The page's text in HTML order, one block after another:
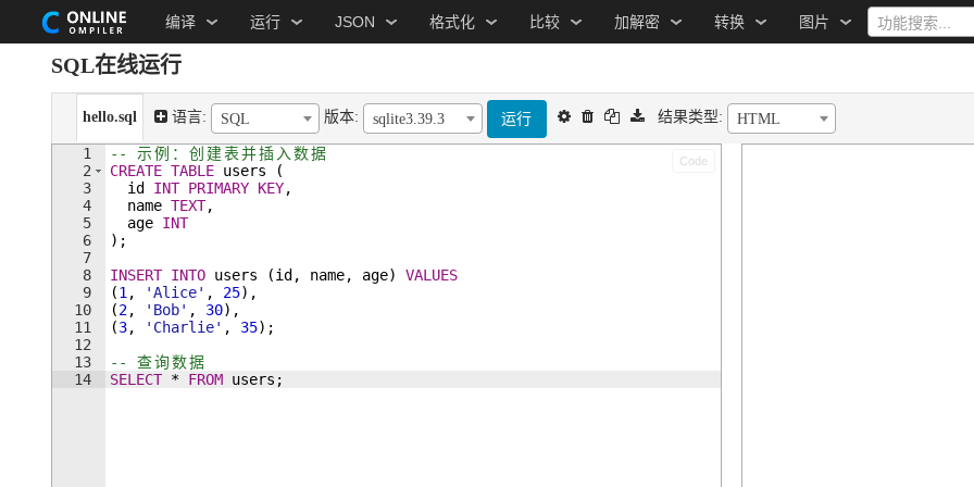
编译 运行 JSON 格式化 比较 加解密 转换 图片 功能搜索...
SQL在线运行
hello.sql 语言: SQL 版本: sqlite3.39.3 运行 结果类型: HTML
Code
1
2
3
4
5
6
7
8
9
10
11
12
13
14
-- 示例 ： 创 建表并插 入 数据
CREATE TABLE users
(
id
INT PRIMARY KEY,
name TEXT,
age INT
) ;
INSERT INTO users (id , name, age)
VALUES
(1 , 'Alice' , 25) ,
(2, 'Bob' , 30) ,
(3, 'Charlie' , 35) ;
-- 查询数据
SELECT * FROM users ;